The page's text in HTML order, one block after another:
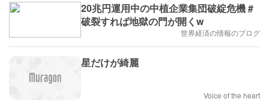
20兆円運用中の中植企業集団破綻危機 #
破裂すれば地獄の門が開くw
世界経済の情報のブログ
星だけが綺麗
Voice of the heart